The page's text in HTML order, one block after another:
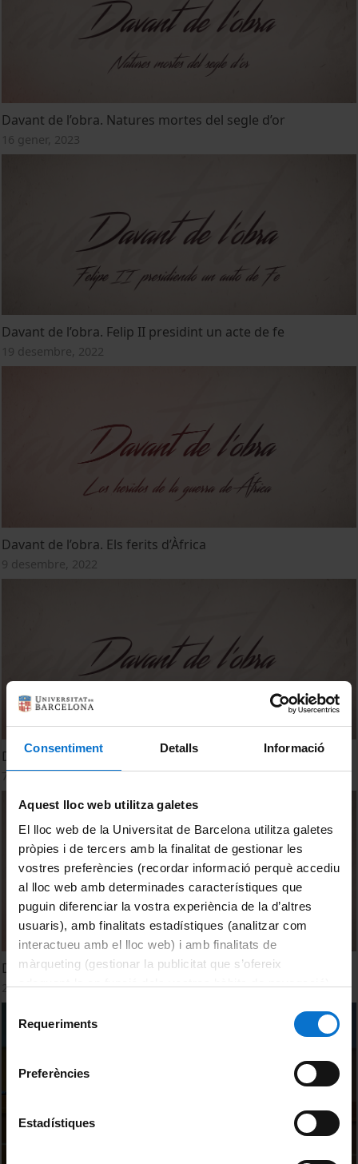
Consentiment Detalls Informació
Aquest lloc web utilitza galetes
El lloc web de la Universitat de Barcelona utilitza galetes
pròpies i de tercers amb la finalitat de gestionar les
vostres preferències (recordar informació perquè accediu
al lloc web amb determinades característiques que
puguin diferenciar la vostra experiència de la d’altres
usuaris), amb finalitats estadístiques (analitzar com
interactueu amb el lloc web) i amb finalitats de
màrqueting (gestionar la publicitat que s’ofereix
consultar laPolítica de galetes del lloc web de la
Requeriments
Preferències
Estadístiques
Davant de l’obra. Natures mortes del segle d’or
16 gener, 2023
Davant de l’obra. Felip II presidint un acte de fe
19 desembre, 2022
Davant de l’obra. Els ferits d’Àfrica
9 desembre, 2022
Davant de l’obra. El rapte de les sabines
7 desembre, 2022
Davant de l’obra. La cova dels coloms
28 novembre, 2022